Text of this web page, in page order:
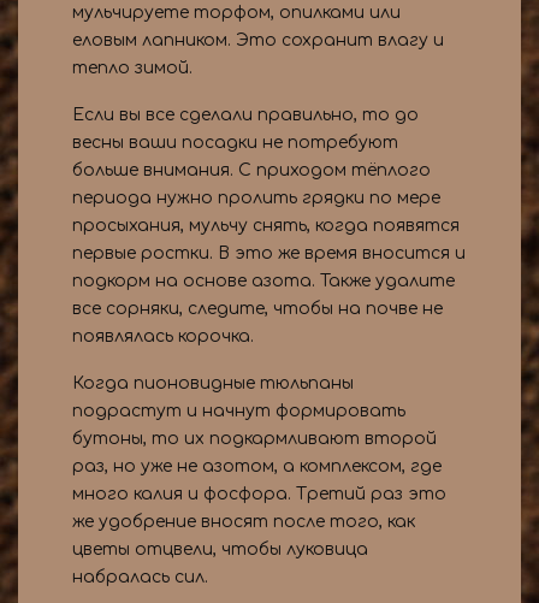
мульчируете торфом, опилками или
еловым лапником. Это сохранит влагу и
тепло зимой.
Если вы все сделали правильно, то до
весны ваши посадки не потребуют
больше внимания. С приходом тёплого
периода нужно пролить грядки по мере
просыхания, мульчу снять, когда появятся
первые ростки. В это же время вносится и
подкорм на основе азота. Также удалите
все сорняки, следите, чтобы на почве не
появлялась корочка.
Когда пионовидные тюльпаны
подрастут и начнут формировать
бутоны, то их подкармливают второй
раз, но уже не азотом, а комплексом, где
много калия и фосфора. Третий раз это
же удобрение вносят после того, как
цветы отцвели, чтобы луковица
набралась сил.